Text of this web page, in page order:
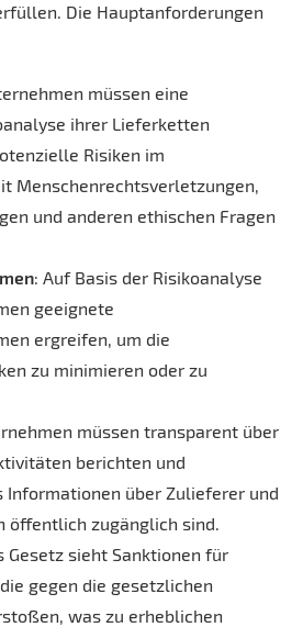
Die Hauptanforderungen
müssen eine
ihrer Lieferketten
Risiken im
Menschenrechtsverletzungen,
und anderen ethischen Fragen
: Auf Basis der Risikoanalyse
geeignete
ergreifen, um die
zu minimieren oder zu
müssen transparent über
berichten und
Informationen über Zulieferer und
öffentlich zugänglich sind.
Gesetz sieht Sanktionen für
gegen die gesetzlichen
was zu erheblichen